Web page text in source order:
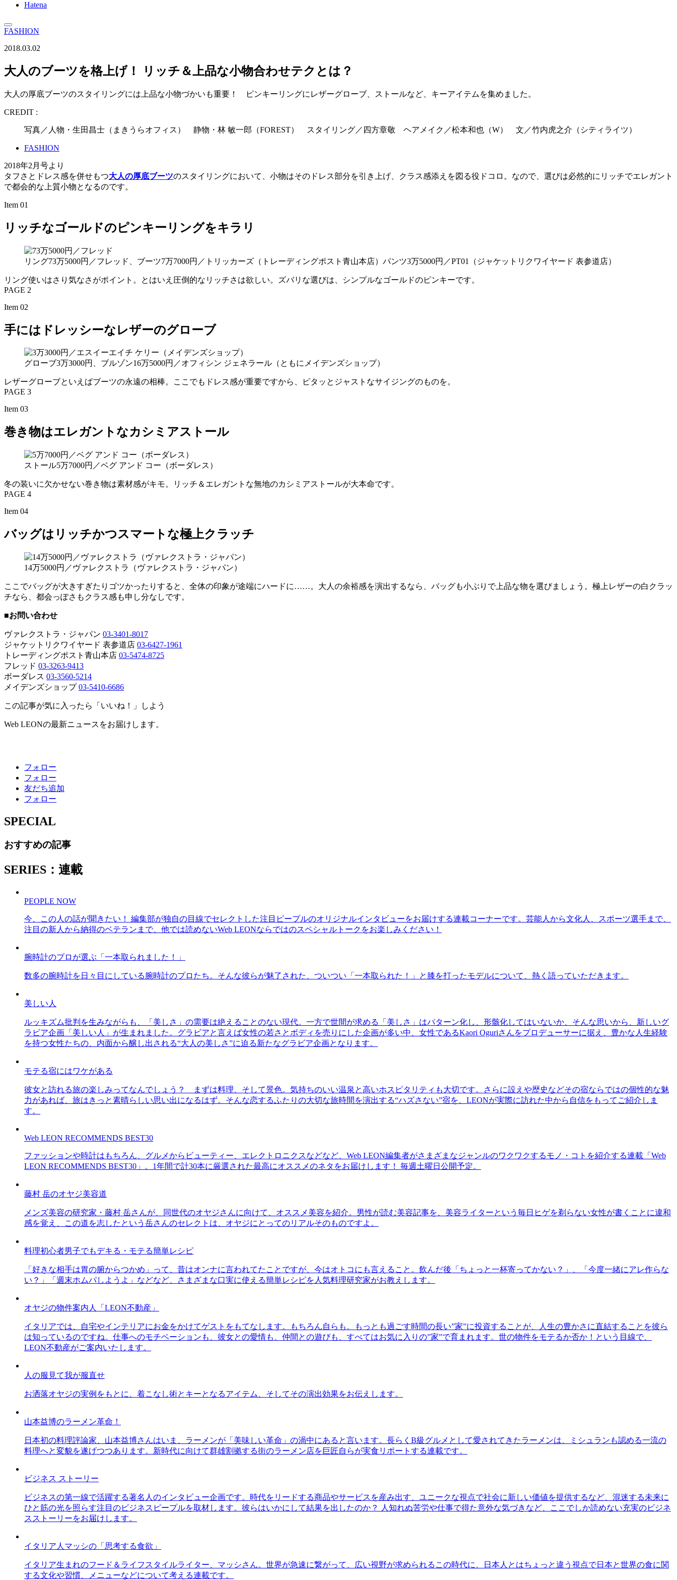
Hatena
FASHION
2018.03.02
大人のブーツを格上げ！ リッチ＆上品な小物合わせテクとは？
大人の厚底ブーツのスタイリングには上品な小物づかいも重要！ ピンキーリングにレザーグローブ、ストールなど、キーアイテムを集めました。
CREDIT :
写真／人物・生田昌士（まきうらオフィス） 静物・林 敏一郎（FOREST） スタイリング／四方章敬 ヘアメイク／松本和也（W） 文／竹内虎之介（シティライツ）
FASHION
2018年2月号より
タフさとドレス感を併せもつ大人の厚底ブーツのスタイリングにおいて、小物はそのドレス部分を引き上げ、クラス感添えを図る役ドコロ。なので、選びは必然的にリッチでエレガント
で都会的な上質小物となるのです。
Item 01
リッチなゴールドのピンキーリングをキラリ
リング73万5000円／フレッド、ブーツ7万7000円／トリッカーズ（トレーディングポスト青山本店）パンツ3万5000円／PT01（ジャケットリクワイヤード 表参道店）
リング使いはさり気なさがポイント。とはいえ圧倒的なリッチさは欲しい。ズバリな選びは、シンプルなゴールドのピンキーです。
PAGE 2
Item 02
手にはドレッシーなレザーのグローブ
グローブ3万3000円、ブルゾン16万5000円／オフィシン ジェネラール（ともにメイデンズショップ）
レザーグローブといえばブーツの永遠の相棒。ここでもドレス感が重要ですから、ピタッとジャストなサイジングのものを。
PAGE 3
Item 03
巻き物はエレガントなカシミアストール
ストール5万7000円／ベグ アンド コー（ボーダレス）
冬の装いに欠かせない巻き物は素材感がキモ。リッチ＆エレガントな無地のカシミアストールが大本命です。
PAGE 4
Item 04
バッグはリッチかつスマートな極上クラッチ
14万5000円／ヴァレクストラ（ヴァレクストラ・ジャパン）
ここでバッグが大きすぎたりゴツかったりすると、全体の印象が途端にハードに……。大人の余裕感を演出するなら、バッグも小ぶりで上品な物を選びましょう。極上レザーの白クラッ
チなら、都会っぽさもクラス感も申し分なしです。
■お問い合わせ
ヴァレクストラ・ジャパン 03-3401-8017
ジャケットリクワイヤード 表参道店 03-6427-1961
トレーディングポスト青山本店 03-5474-8725
フレッド 03-3263-9413
ボーダレス 03-3560-5214
メイデンズショップ03-5410-6686
この記事が気に入ったら「いいね！」しよう
Web LEONの最新ニュースをお届けします。
フォロー
フォロー
友だち追加
フォロー
SPECIAL
おすすめの記事
SERIES：連載
PEOPLE NOW
今、この人の話が聞きたい！ 編集部が独自の目線でセレクトした注目ピープルのオリジナルインタビューをお届けする連載コーナーです。芸能人から文化人、スポーツ選手まで、
注目の新人から納得のベテランまで、他では読めないWeb LEONならではのスペシャルトークをお楽しみください！
腕時計のプロが選ぶ「一本取られました！」
数多の腕時計を日々目にしている腕時計のプロたち。そんな彼らが魅了された、ついつい「一本取られた！」と膝を打ったモデルについて、熱く語っていただきます。
美しい人
ルッキズム批判を生みながらも、「美しさ」の需要は絶えることのない現代。一方で世間が求める「美しさ」はパターン化し、形骸化してはいないか、そんな思いから、新しいグ
ラビア企画「美しい人」が生まれました。グラビアと言えば女性の若さとボディを売りにした企画が多い中、女性であるKaori Oguriさんをプロデューサーに据え、豊かな人生経験
を持つ女性たちの、内面から醸し出される“大人の美しさ”に迫る新たなグラビア企画となります。
モテる宿にはワケがある
彼女と訪れる旅の楽しみってなんでしょう？ まずは料理、そして景色。気持ちのいい温泉と高いホスピタリティも大切です。さらに設えや歴史などその宿ならではの個性的な魅
力があれば、旅はきっと素晴らしい思い出になるはず。そんな恋するふたりの大切な旅時間を演出する“ハズさない”宿を、LEONが実際に訪れた中から自信をもってご紹介しま
す。
Web LEON RECOMMENDS BEST30
ファッションや時計はもちろん、グルメからビューティー、エレクトロニクスなどなど、Web LEON編集者がさまざまなジャンルのワクワクするモノ・コトを紹介する連載「Web
LEON RECOMMENDS BEST30」。1年間で計30本に厳選された最高にオススメのネタをお届けします！ 毎週土曜日公開予定。
藤村 岳のオヤジ美容道
メンズ美容の研究家・藤村 岳さんが、同世代のオヤジさんに向けて、オススメ美容を紹介。男性が読む美容記事を、美容ライターという毎日ヒゲを剃らない女性が書くことに違和
感を覚え、この道を志したという岳さんのセレクトは、オヤジにとってのリアルそのものですよ。
料理初心者男子でもデキる・モテる簡単レシピ
「好きな相手は胃の腑からつかめ」って、昔はオンナに言われてたことですが、今はオトコにも言えること。飲んだ後「ちょっと一杯寄ってかない？」、「今度一緒にアレ作らな
い？」「週末ホムパしようよ」などなど、さまざまな口実に使える簡単レシピを人気料理研究家がお教えします。
オヤジの物件案内人「LEON不動産」
イタリアでは、自宅やインテリアにお金をかけてゲストをもてなします。もちろん自らも。もっとも過ごす時間の長い”家”に投資することが、人生の豊かさに直結することを彼ら
は知っているのですね。仕事へのモチベーションも、彼女との愛情も、仲間との遊びも、すべてはお気に入りの”家”で育まれます。世の物件をモテるか否か！という目線で、
LEON不動産がご案内いたします。
人の服見て我が服直せ
お洒落オヤジの実例をもとに、着こなし術とキーとなるアイテム、そしてその演出効果をお伝えします。
山本益博のラーメン革命！
日本初の料理評論家、山本益博さんはいま、ラーメンが「美味しい革命」の渦中にあると言います。長らくB級グルメとして愛されてきたラーメンは、ミシュランも認める一流の
料理へと変貌を遂げつつあります。新時代に向けて群雄割拠する街のラーメン店を巨匠自らが実食リポートする連載です。
ビジネス ストーリー
ビジネスの第一線で活躍する著名人のインタビュー企画です。時代をリードする商品やサービスを産み出す、ユニークな視点で社会に新しい価値を提供するなど、混迷する未来に
ひと筋の光を照らす注目のビジネスピープルを取材します。彼らはいかにして結果を出したのか？ 人知れぬ苦労や仕事で得た意外な気づきなど、ここでしか読めない充実のビジネ
スストーリーをお届けします。
イタリア人マッシの「思考する食欲」
イタリア生まれのフード＆ライフスタイルライター、マッシさん。世界が急速に繋がって、広い視野が求められるこの時代に、日本人とはちょっと違う視点で日本と世界の食に関
する文化や習慣、メニューなどについて考える連載です。